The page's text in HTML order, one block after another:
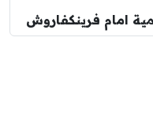
امام فرينكفاروش